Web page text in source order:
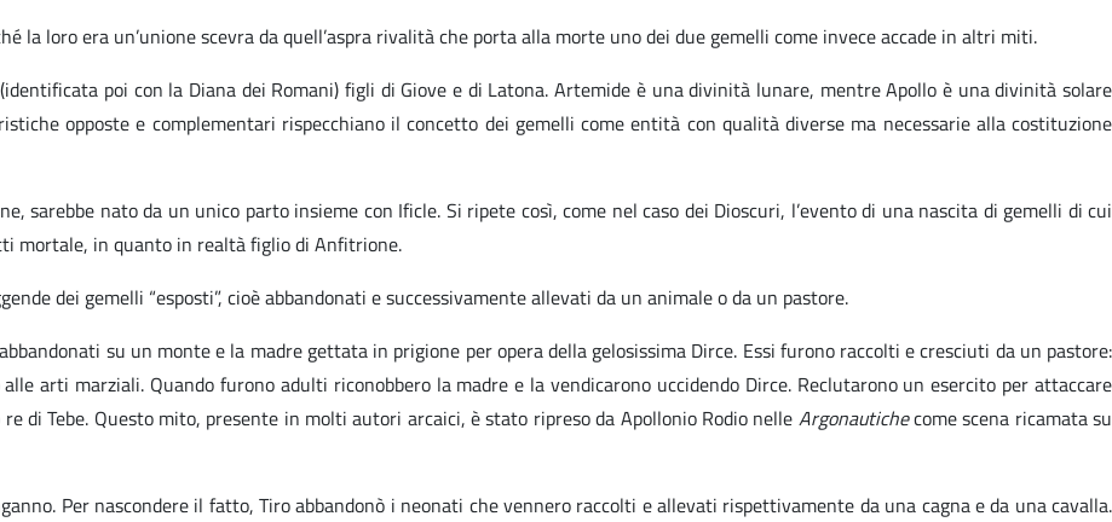
la loro era un’unione scevra da quell’aspra rivalità che porta alla morte uno dei due gemelli come invece accade in altri miti.
poi con la Diana dei Romani) figli di Giove e di Latona. Artemide è una divinità lunare, mentre Apollo è una divinità solare
opposte e complementari rispecchiano il concetto dei gemelli come entità con qualità diverse ma necessarie alla costituzione
sarebbe nato da un unico parto insieme con Ificle. Si ripete così, come nel caso dei Dioscuri, l’evento di una nascita di gemelli di cui
mortale, in quanto in realtà figlio di Anfitrione.
dei gemelli “esposti”, cioè abbandonati e successivamente allevati da un animale o da un pastore.
su un monte e la madre gettata in prigione per opera della gelosissima Dirce. Essi furono raccolti e cresciuti da un pastore:
arti marziali. Quando furono adulti riconobbero la madre e la vendicarono uccidendo Dirce. Reclutarono un esercito per attaccare
di Tebe. Questo mito, presente in molti autori arcaici, è stato ripreso da Apollonio Rodio nelle Argonautichecome scena ricamata su
Per nascondere il fatto, Tiro abbandonò i neonati che vennero raccolti e allevati rispettivamente da una cagna e da una cavalla.